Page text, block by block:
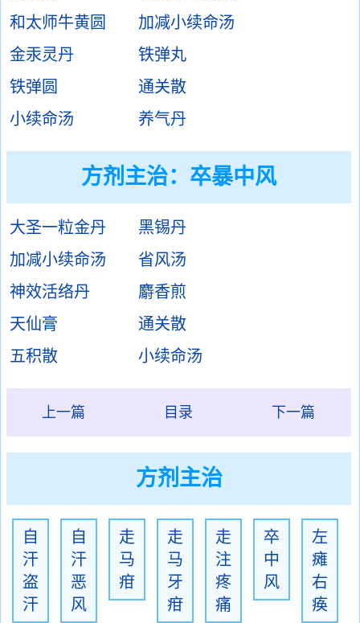
和太师牛黄圆
加减小续命汤
金汞灵丹
铁弹丸
铁弹圆
通关散
小续命汤
养气丹
方剂主治： 卒暴中风
大圣一粒金丹
黑锡丹
加减小续命汤
省风汤
神效活络丹
麝香煎
天仙膏
通关散
五积散
小续命汤
上一篇 目录 下一篇
方剂主治
自
汗
盗
汗
自
汗
恶
风
走
马
疳
走
马
牙
疳
走
注
疼
痛
卒
中
风
左
瘫
右
痪